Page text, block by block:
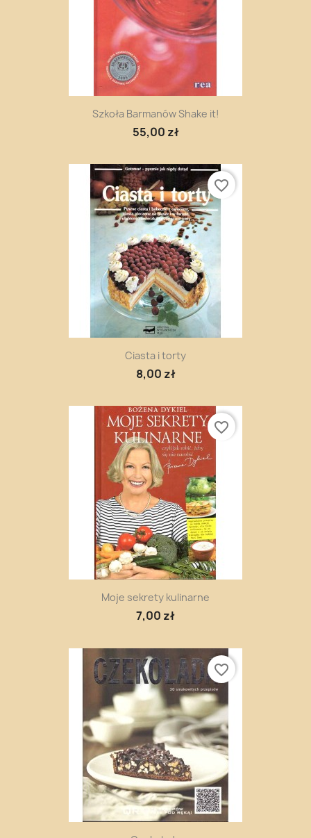
Szkoła Barmanów Shake it!
55,00 zł
Ciasta i torty
8,00 zł
favorite_border
Moje sekrety kulinarne
7,00 zł
favorite_border
favorite_border